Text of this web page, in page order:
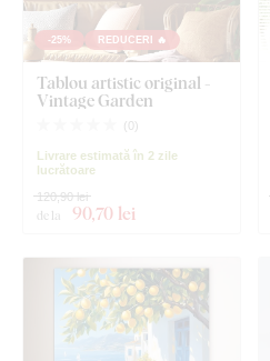
-25% REDUCERI 🔥
Tablou artistic original -
Vintage Garden
( 0)
Livrare estimată în 2 zile
lucrătoare
de la 90,70 lei
120,90 lei